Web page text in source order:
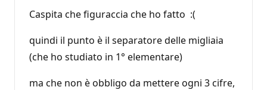
Caspita che figuraccia che ho fatto :(
quindi il punto è il separatore delle migliaia
(che ho studiato in 1° elementare)
ma che non è obbligo da mettere ogni 3 cifre,